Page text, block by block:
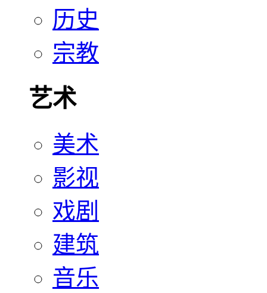
历史
宗教
艺术
美术
影视
戏剧
建筑
音乐